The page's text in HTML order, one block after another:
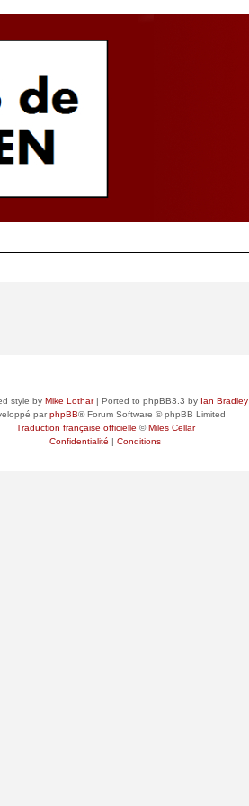
style by Mike Lothar| Ported to phpBB3.3 by Ian Bradley
parphpBB® Forum Software © phpBB Limited
Traduction française officielle ©Miles Cellar
Confidentialité | Conditions